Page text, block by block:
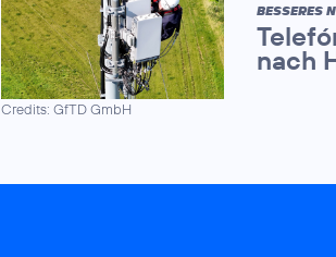
Credits: GfTD GmbH
BESSERES
nach